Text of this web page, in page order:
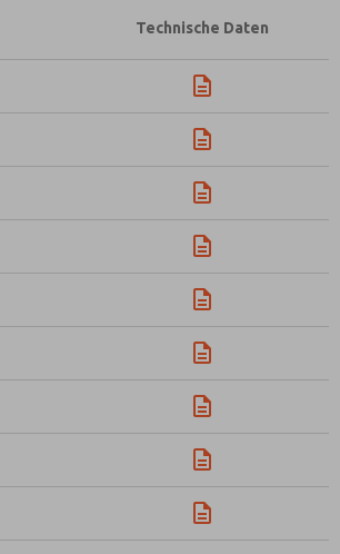
Technische Daten